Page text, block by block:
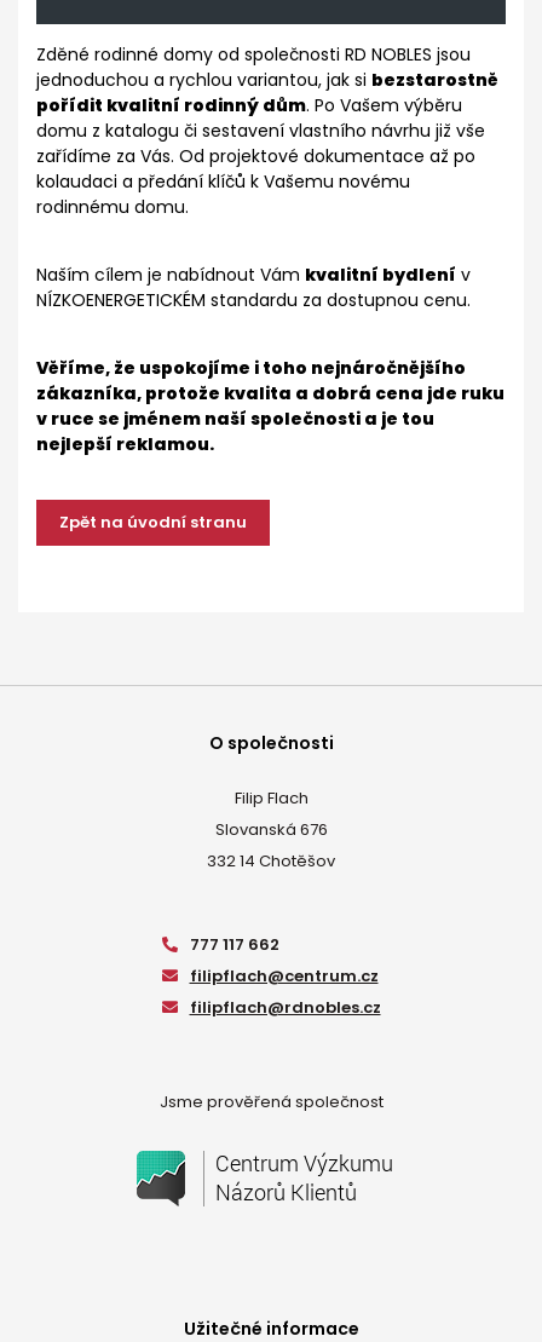
Zděné rodinné domy od společnosti RD NOBLES jsou
jednoduchou a rychlou variantou, jak si bezstarostně
pořídit kvalitní rodinný dům. Po Vašem výběru
domu z katalogu či sestavení vlastního návrhu již vše
zařídíme za Vás. Od projektové dokumentace až po
kolaudaci a předání klíčů k Vašemu novému
rodinnému domu.
Naším cílem je nabídnout Vám kvalitní bydlení v
NÍZKOENERGETICKÉM standardu za dostupnou cenu.
Věříme, že uspokojíme i toho nejnáročnějšího
zákazníka, protože kvalita a dobrá cena jde ruku
v ruce se jménem naší společnosti a je tou
nejlepší reklamou.
Zpět na úvodní stranu
O společnosti
Filip Flach
Slovanská 676
332 14 Chotěšov
777 117 662
filipflach@centrum.cz
filipflach@rdnobles.cz
Jsme prověřená společnost
Užitečné informace